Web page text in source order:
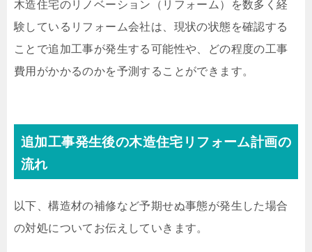
木造住宅のリノベーション（リフォーム）を数多く経
験しているリフォーム会社は、現状の状態を確認する
ことで追加工事が発生する可能性や、どの程度の工事
費用がかかるのかを予測することができます。
追加工事発生後の木造住宅リフォーム計画の
流れ
以下、構造材の補修など予期せぬ事態が発生した場合
の対処についてお伝えしていきます。